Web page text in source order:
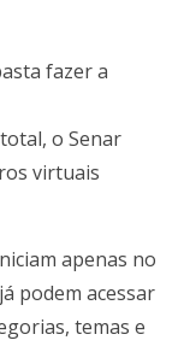
fazer a
o Senar
virtuais
apenas no
podem acessar
temas e